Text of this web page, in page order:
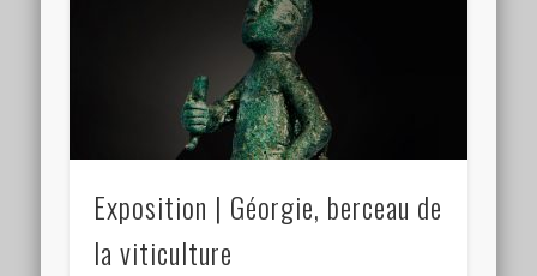
Exposition | Géorgie, berceau de
la viticulture